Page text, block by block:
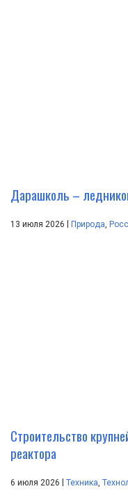
Дарашколь –
13 июля 2026 Природа,
Строительство
реактора
6 июля 2026 Техника,